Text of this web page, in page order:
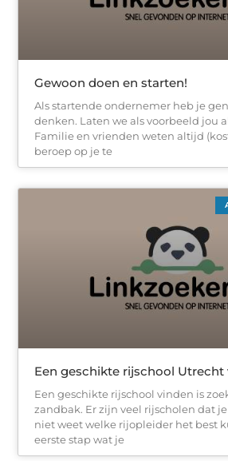
Gewoon doen en starten!
Als startende ondernemer heb je
denken. Laten we als voorbeeld jou
Familie en vrienden weten altijd
beroep op je te
Een geschikte rijschool Utrecht
Een geschikte rijschool vinden is
zandbak. Er zijn veel rijscholen dat
niet weet welke rijopleider het best
eerste stap wat je